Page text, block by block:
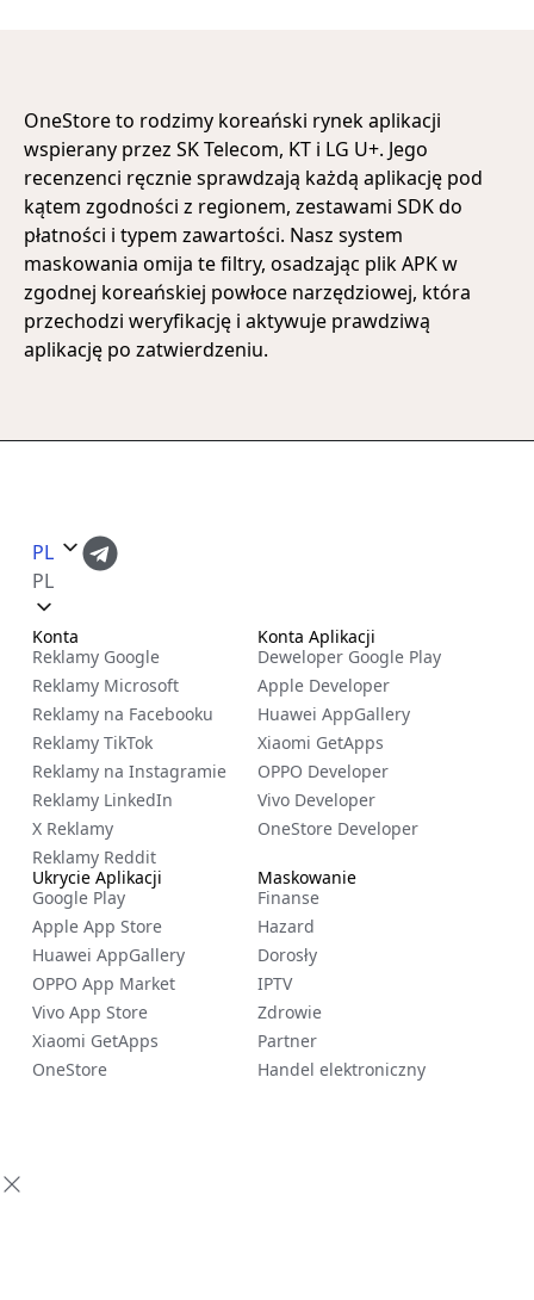
OneStore to rodzimy koreański rynek aplikacji
wspierany przez SK Telecom, KT i LG U+. Jego
recenzenci ręcznie sprawdzają każdą aplikację pod
kątem zgodności z regionem, zestawami SDK do
płatności i typem zawartości. Nasz system
maskowania omija te filtry, osadzając plik APK w
zgodnej koreańskiej powłoce narzędziowej, która
przechodzi weryfikację i aktywuje prawdziwą
aplikację po zatwierdzeniu.
PL
PL
Konta
Reklamy Google
Reklamy Microsoft
Reklamy na Facebooku
Reklamy TikTok
Reklamy na Instagramie
Reklamy LinkedIn
X Reklamy
Reklamy Reddit
Maskowanie
Finanse
Hazard
Dorosły
IPTV
Zdrowie
Partner
Handel elektroniczny
Konta Aplikacji
Deweloper Google Play
Apple Developer
Huawei AppGallery
Xiaomi GetApps
OPPO Developer
Vivo Developer
OneStore Developer
Ukrycie Aplikacji
Google Play
Apple App Store
Huawei AppGallery
OPPO App Market
Vivo App Store
Xiaomi GetApps
OneStore